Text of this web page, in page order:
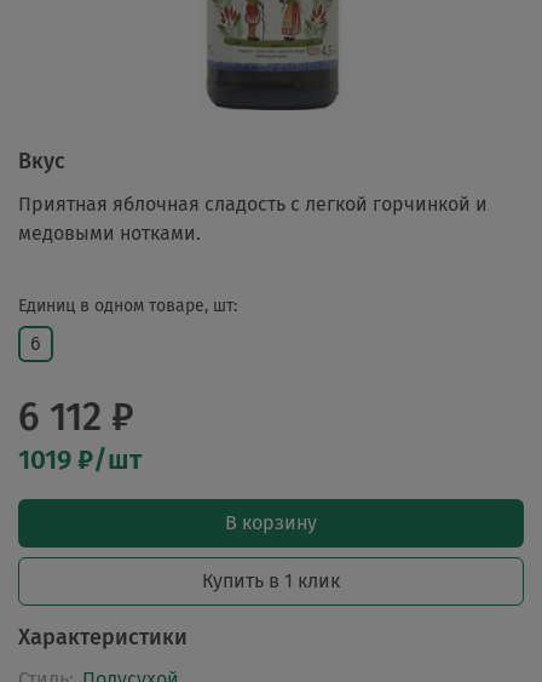
Единиц в одном товаре, шт:
6
6 112 ₽
1019 ₽/шт
В корзину
Купить в 1 клик
Характеристики
Вкус
Приятная яблочная сладость с легкой горчинкой и
медовыми нотками.